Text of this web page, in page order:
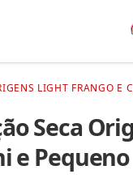
LIGHT FRANGO E
Seca
e Pequeno